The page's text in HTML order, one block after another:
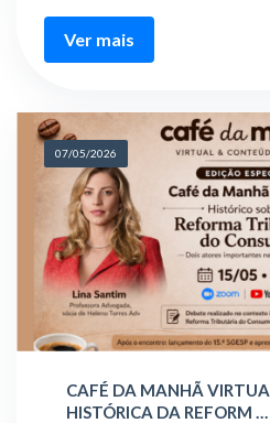
Ver mais
07/05/2026
CAFÉ DA MANHÃ
HISTÓRICA DA REFORM …